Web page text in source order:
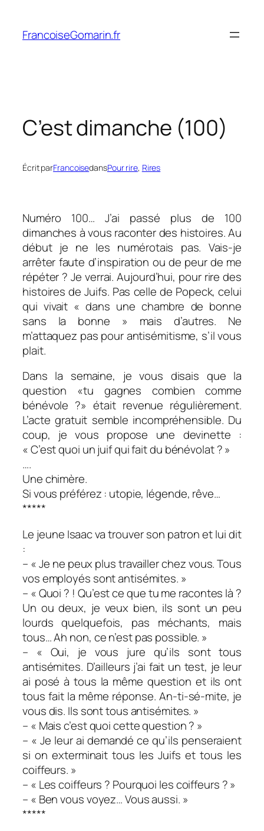
contenu
FrancoiseGomarin.fr
C’est dimanche (100)
Écrit parFrancoisedansPour rire, Rires
Numéro 100… J’ai passé plus de 100
dimanches à vous raconter des histoires. Au
début je ne les numérotais pas. Vais-je
arrêter faute d’inspiration ou de peur de me
répéter ? Je verrai. Aujourd’hui, pour rire des
histoires de Juifs. Pas celle de Popeck, celui
qui vivait « dans une chambre de bonne
sans la bonne » mais d’autres. Ne
m’attaquez pas pour antisémitisme, s’il vous
plait.
Dans la semaine, je vous disais que la
question «tu gagnes combien comme
bénévole ?» était revenue régulièrement.
L’acte gratuit semble incompréhensible. Du
coup, je vous propose une devinette :
« C’est quoi un juif qui fait du bénévolat ? »
….
Une chimère.
Si vous préférez : utopie, légende, rêve…
*****
Le jeune Isaac va trouver son patron et lui dit
:
– « Je ne peux plus travailler chez vous. Tous
vos employés sont antisémites. »
– « Quoi ? ! Qu’est ce que tu me racontes là ?
Un ou deux, je veux bien, ils sont un peu
lourds quelquefois, pas méchants, mais
tous… Ah non, ce n’est pas possible. »
– « Oui, je vous jure qu’ils sont tous
antisémites. D’ailleurs j’ai fait un test, je leur
ai posé à tous la même question et ils ont
tous fait la même réponse. An-ti-sé-mite, je
vous dis. Ils sont tous antisémites. »
– « Mais c’est quoi cette question ? »
– « Je leur ai demandé ce qu’ils penseraient
si on exterminait tous les Juifs et tous les
coiffeurs. »
– « Les coiffeurs ? Pourquoi les coiffeurs ? »
– « Ben vous voyez… Vous aussi. »
*****